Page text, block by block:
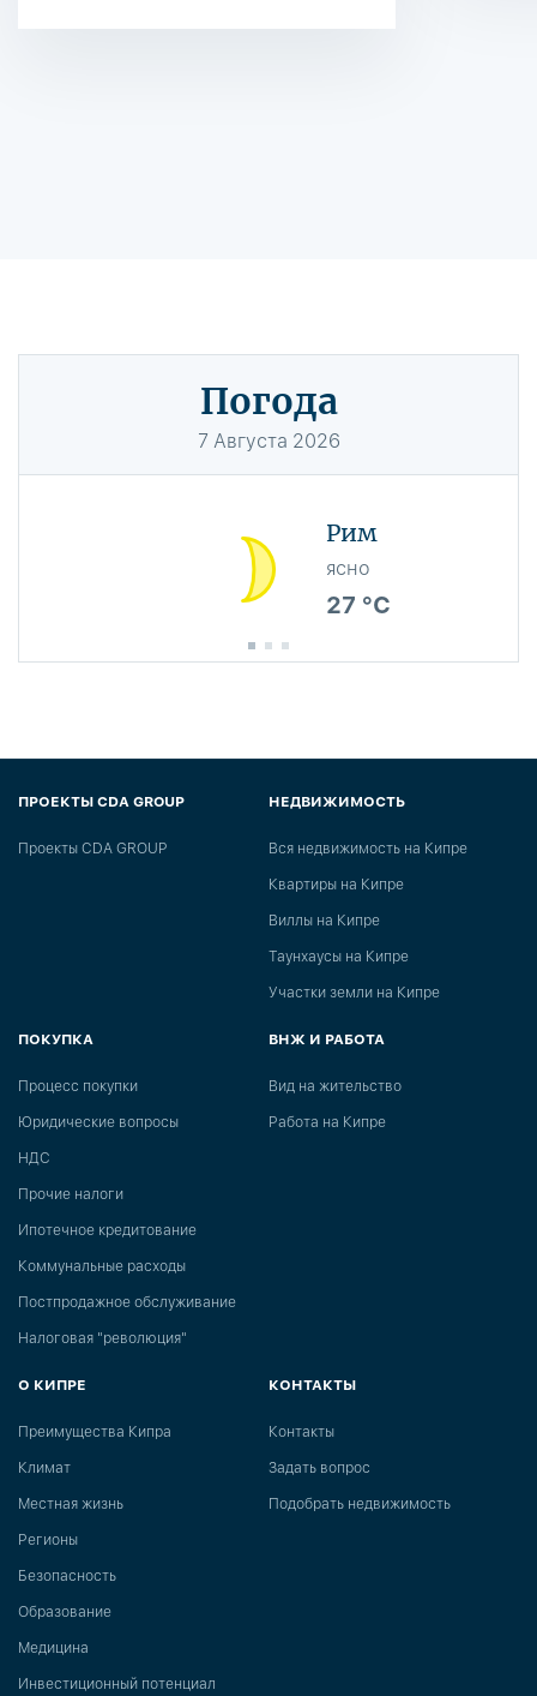
Погода
7 Августа 2026
Рим
ясно
27 °C
ПРОЕКТЫ CDA GROUP
Проекты CDA GROUP
НЕДВИЖИМОСТЬ
Вся недвижимость на Кипре
Квартиры на Кипре
Виллы на Кипре
Таунхаусы на Кипре
Участки земли на Кипре
ПОКУПКА
Процесс покупки
Юридические вопросы
НДС
Прочие налоги
Ипотечное кредитование
Коммунальные расходы
Постпродажное обслуживание
Налоговая "революция"
ВНЖ И РАБОТА
Вид на жительство
Работа на Кипре
О КИПРЕ
Преимущества Кипра
Климат
Местная жизнь
Регионы
Безопасность
Образование
Медицина
Инвестиционный потенциал
КОНТАКТЫ
Контакты
Задать вопрос
Подобрать недвижимость